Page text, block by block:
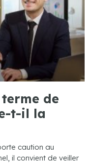
de
t-il la
caution au
il convient de veiller